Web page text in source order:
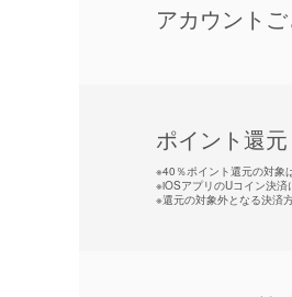
アカウント
ポイント還元
※40％ポイント還元の対象
※iOSアプリのUコイン決済
※還元の対象外となる決済